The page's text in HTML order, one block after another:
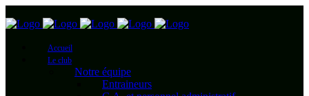
Accueil
Le club
Notre équipe
Entraineurs